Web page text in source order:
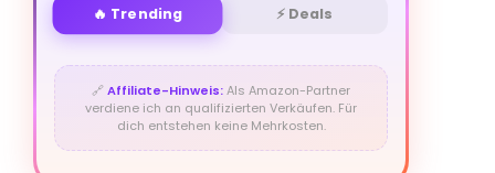
🔥 Trending ⚡ Deals
🔗Affiliate-Hinweis:Als Amazon-Partner
verdiene ich an qualifizierten Verkäufen. Für
dich entstehen keine Mehrkosten.